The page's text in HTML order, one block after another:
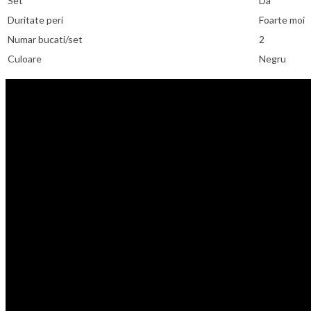
Duritate peri
Foarte moi
Numar bucati/set
2
Culoare
Negru